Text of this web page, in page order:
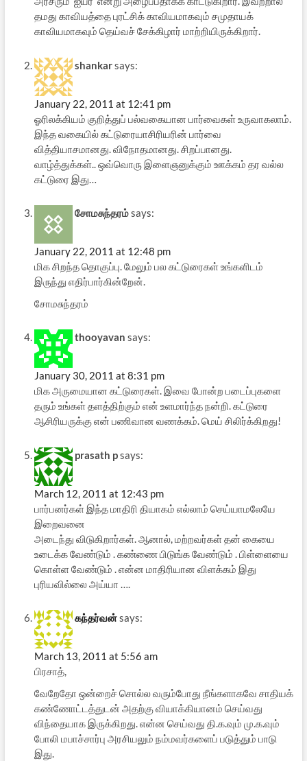
தமது காவியத்தை புரட்சிக் காவியமாகவும் சமுதாயக்
காவியமாகவும் தெய்வச் சேக்கிழார் மாற்றியிருக்கிறார்.
shankarsays:
January 22, 2011 at 12:41 pm
ஓரிலக்கியம் குறித்துப் பல்வகையான பார்வைகள் உருவாகலாம்.
இந்த வகையில் கட்டுரையாசிரியரின் பார்வை
வித்தியாசமானது. விநோதமானது. சிறப்பானது.
வாழ்த்துக்கள்.. ஒவ்வொரு இளைஞனுக்கும் ஊக்கம் தர வல்ல
கட்டுரை இது…
சோமசுந்தரம்says:
January 22, 2011 at 12:48 pm
மிக சிறந்த தொகுப்பு. மேலும் பல கட்டுரைகள் உங்களிடம்
இருந்து எதிர்பார்கின்றேன்.
சோமசுந்தரம்
thooyavan says:
January 30, 2011 at 8:31 pm
மிக அருமையான கட்டுரைகள். இவை போன்ற படைப்புகளை
தரும் உங்கள் தளத்திற்கும் என் உளமார்ந்த நன்றி. கட்டுரை
ஆசிரியருக்கு என் பணிவான வணக்கம். மெய் சிலிர்க்கிறது!
prasath psays:
March 12, 2011 at 12:43 pm
பார்பனர்கள் இந்த மாதிரி தியாகம் எல்லாம் செய்யாமலேயே
இறைவனை
அடைந்து விடுகிறார்கள். ஆனால், மற்றவர்கள் தன் கையை
உடைக்க வேண்டும் . கண்ணை பிடுங்க வேண்டும் . பிள்ளையை
கொள்ள வேண்டும் . என்ன மாதிரியான விளக்கம் இது
புரியவில்லை அய்யா ….
கந்தர்வன்says:
March 13, 2011 at 5:56 am
பிரசாத்,
வேறேதோ ஒன்றைச் சொல்ல வரும்போது நீங்களாகவே சாதியக்
கண்ணோட்டத்துடன் அதற்கு வியாக்கியானம் செய்வது
விந்தையாக இருக்கிறது. என்ன செய்வது தி.க.வும் மு.க.வும்
போலி மபாச்சார்பு அரசியலும் நம்மவர்களைப் படுத்தும் பாடு
இது.